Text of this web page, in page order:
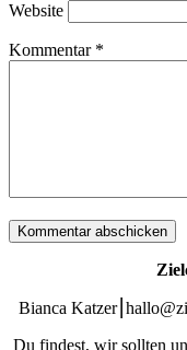
Website
Kommentar *
Bianca
Du findest, wir sollten